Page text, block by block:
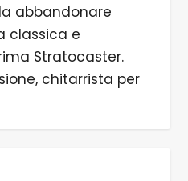
abbandonare
classica e
Stratocaster.
chitarrista per